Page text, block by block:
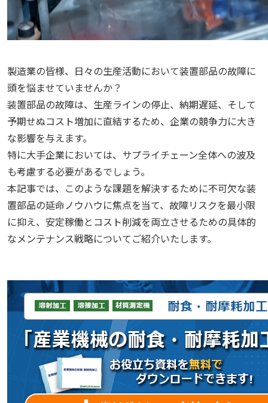
製造業の皆様、日々の生産活動において装置部品の故障に
頭を悩ませていませんか？
装置部品の故障は、生産ラインの停止、納期遅延、そして
予期せぬコスト増加に直結するため、企業の競争力に大き
な影響を与えます。
特に大手企業においては、サプライチェーン全体への波及
も考慮する必要があるでしょう。
本記事では、このような課題を解決するために不可欠な装
置部品の延命ノウハウに焦点を当て、故障リスクを最小限
に抑え、安定稼働とコスト削減を両立させるための具体的
なメンテナンス戦略についてご紹介いたします。